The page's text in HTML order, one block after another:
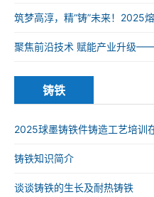
铸造高质量发展大会在南京举办
筑梦高淳，精“铸”未来！2025
在南京高淳成功举办
聚焦前沿技术 赋能产业升级
训班在南京高淳成功举办
铸铁
2025球墨铸铁件铸造工艺培训
司成功举办
铸铁知识简介
谈谈铸铁的生长及耐热铸铁